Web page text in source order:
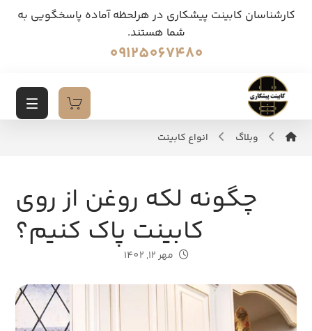
کارشناسان کابینت پیشکاری در هرلحظه آماده پاسخگویی به
شما هستند.
09125067480
وبلاگ انواع کابینت
چگونه لکه روغن از روی
کابینت پاک کنیم؟
مهر 12, 1402